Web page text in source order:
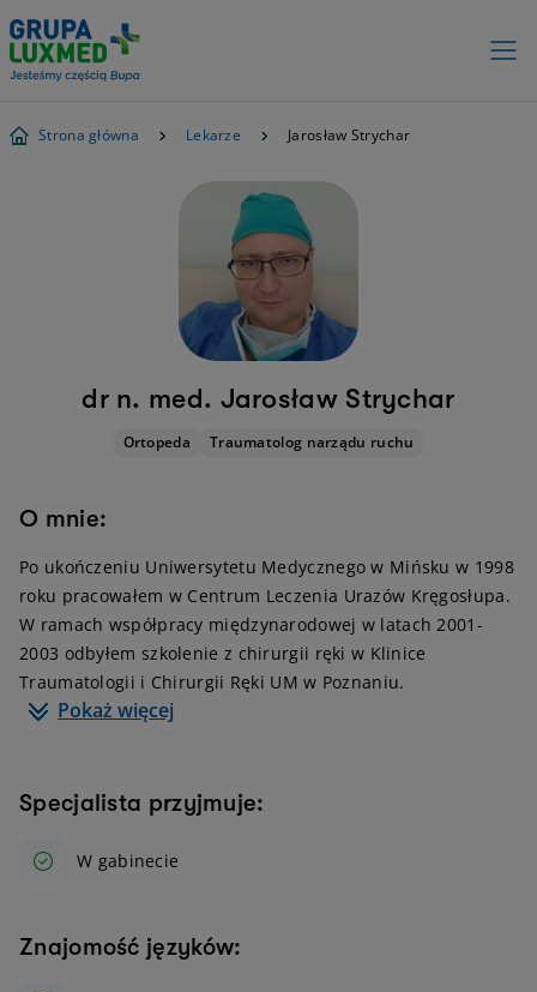
Strona główna Lekarze Jarosław Strychar
dr n. med. Jarosław Strychar
Ortopeda Traumatolog narządu ruchu
O mnie:
Po ukończeniu Uniwersytetu Medycznego w Mińsku w 1998
roku pracowałem w Centrum Leczenia Urazów Kręgosłupa.
W ramach współpracy międzynarodowej w latach 2001-
2003 odbyłem szkolenie z chirurgii ręki w Klinice
Traumatologii i Chirurgii Ręki UM w Poznaniu.
Pokaż więcej
Specjalista przyjmuje:
W gabinecie
Znajomość języków: